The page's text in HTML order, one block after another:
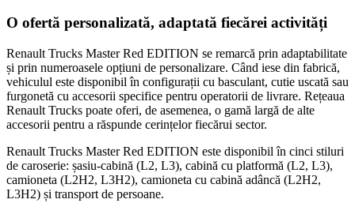
O ofertă personalizată, adaptată fiecărei activități
Renault Trucks Master Red EDITION se remarcă prin adaptabilitate
și prin numeroasele opțiuni de personalizare. Când iese din fabrică,
vehiculul este disponibil în configurații cu basculant, cutie uscată sau
furgonetă cu accesorii specifice pentru operatorii de livrare. Rețeaua
Renault Trucks poate oferi, de asemenea, o gamă largă de alte
accesorii pentru a răspunde cerințelor fiecărui sector.
Renault Trucks Master Red EDITION este disponibil în cinci stiluri
de caroserie: șasiu-cabină (L2, L3), cabină cu platformă (L2, L3),
camioneta (L2H2, L3H2), camioneta cu cabină adâncă (L2H2,
L3H2) și transport de persoane.